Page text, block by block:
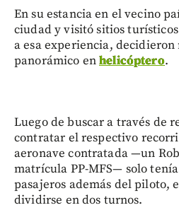
En su estancia en el vecino
ciudad y visitó sitios
a esa experiencia, decidieron
panorámico enhelicóptero.
Luego de buscar a través de
contratar el respectivo
aeronave contratada —un
matrícula PP-MFS— solo
pasajeros además del piloto,
dividirse en dos turnos.